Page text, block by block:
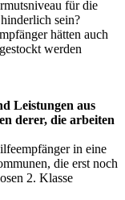
für die
sein?
hätten auch
werden
Leistungen aus
derer, die arbeiten
in eine
die erst noch
2. Klasse